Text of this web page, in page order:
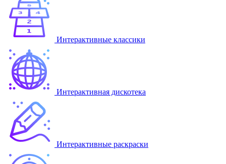
Интерактивные классики
Интерактивная дискотека
Интерактивные раскраски